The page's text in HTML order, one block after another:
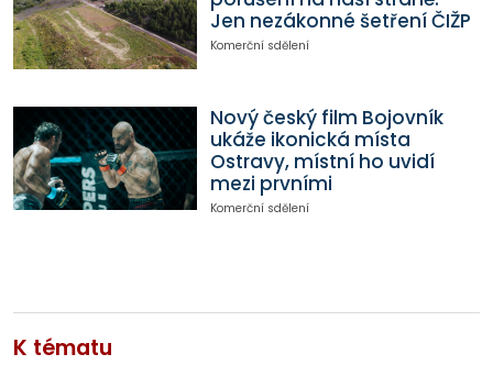
Jen nezákonné šetření ČIŽP
Komerční sdělení
Nový český film Bojovník
ukáže ikonická místa
Ostravy, místní ho uvidí
mezi prvními
Komerční sdělení
K tématu